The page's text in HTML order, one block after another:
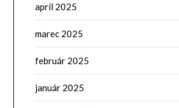
apríl 2025
marec 2025
február 2025
január 2025